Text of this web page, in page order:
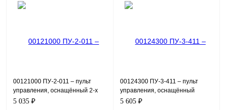
00121000 ПУ-2-011 – пульт
управления, оснащённый 2-х
позиционным переключателем
5 035 ₽
00124300 ПУ-3-411 – пульт
управления, оснащённый
индикацией, в виде красной
5 605 ₽